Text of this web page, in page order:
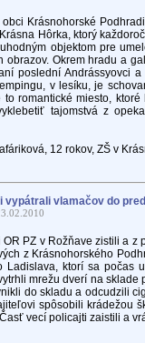
obci Krásnohorské
Hôrka, ktorý
objektom pre
obrazov. Okrem hradu a
poslední Andrássyovci
v lesíku, je
to romantické miesto,
tajomstvá z
12 rokov, ZŠ v
vypátrali vlamačov do
OR PZ v Rožňave zistili a
z Krásnohorského
Ladislava, ktorí sa počas
mrežu dverí na
do skladu a odcudzili
spôsobili krádežou
vecí policajti zaistili a